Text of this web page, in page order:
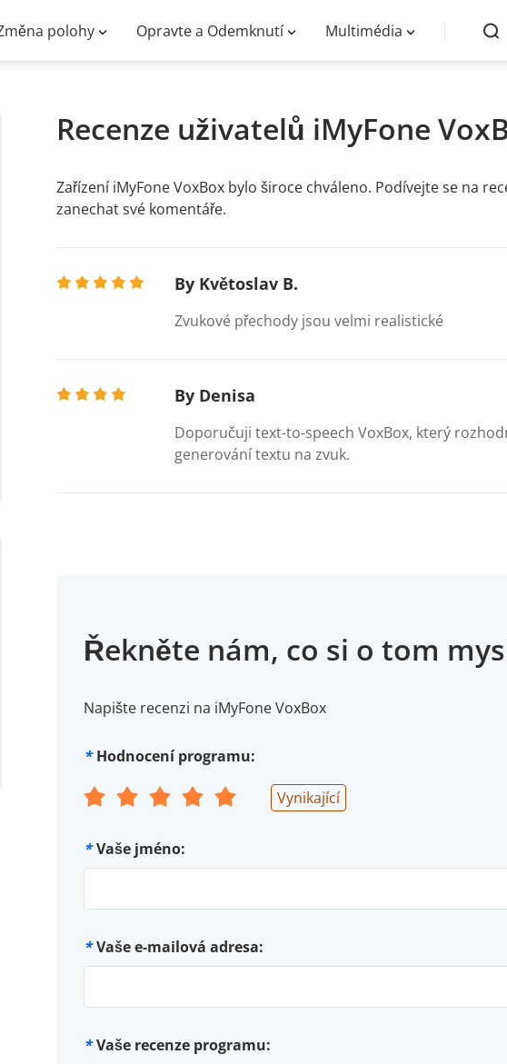
polohy Opravte a Odemknutí Multimédia
Recenze uživatelů iMyFone
Zařízení iMyFone VoxBox bylo široce chváleno. Podívejte se na
zanechat své komentáře.
By Květoslav B.
Zvukové přechody jsou velmi realistické
By Denisa
Doporučuji text-to-speech VoxBox, který
generování textu na zvuk.
Řekněte nám, co si o tom
Napište recenzi na iMyFone VoxBox
* Hodnocení programu:
Vynikající
* Vaše jméno:
* Vaše e-mailová adresa:
* Vaše recenze programu: